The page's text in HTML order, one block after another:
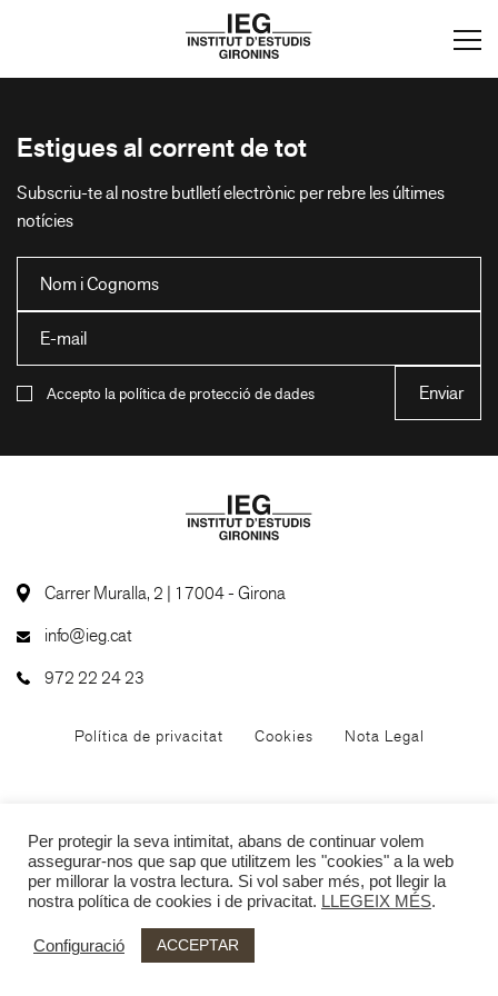
Estigues al corrent de tot
Subscriu-te al nostre butlletí electrònic per rebre les últimes
notícies
Accepto la política de protecció de dades
Carrer Muralla, 2 | 17004 - Girona
info@ieg.cat
972 22 24 23
Política de privacitat Cookies Nota Legal
Per protegir la seva intimitat, abans de continuar volem
assegurar-nos que sap que utilitzem les "cookies" a la web
per millorar la vostra lectura. Si vol saber més, pot llegir la
nostra política de cookies i de privacitat. LLEGEIX MÉS.
Configuració ACCEPTAR